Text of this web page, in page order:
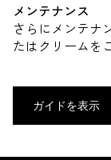
メンテナンス
さらにメンテナ
たはクリームを
ガイドを表示